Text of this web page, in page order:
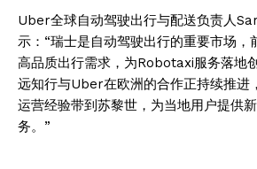
Uber全球自动驾驶出行与配送负责人
示：“瑞士是自动驾驶出行的重要市场，
高品质出行需求，为Robotaxi服务落地
远知行与Uber在欧洲的合作正持续推进
运营经验带到苏黎世，为当地用户提供
务。”